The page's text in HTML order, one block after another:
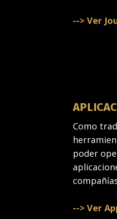
--> Ver
Como
poder
--> Ver